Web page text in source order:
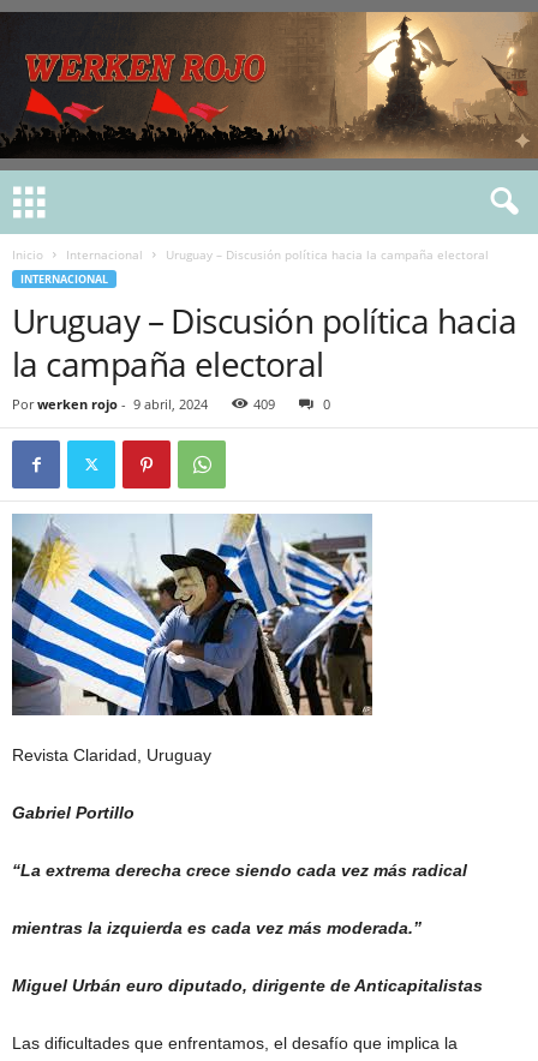
Inicio Internacional Uruguay – Discusión política hacia la campaña electoral
INTERNACIONAL
Uruguay – Discusión política hacia
la campaña electoral
Por werken rojo - 9 abril, 2024 409 0
Revista Claridad, Uruguay
Gabriel Portillo
“La extrema derecha crece siendo cada vez más radical
mientras la izquierda es cada vez más moderada.”
Miguel Urbán euro diputado, dirigente de Anticapitalistas
Las dificultades que enfrentamos, el desafío que implica la